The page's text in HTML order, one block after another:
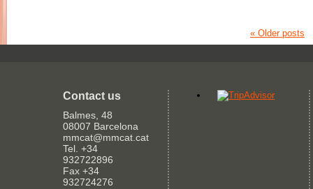
« Older posts
Contact us
Balmes, 48
08007 Barcelona
mmcat@mmcat.cat
Tel. +34
932722896
Fax +34
932724276